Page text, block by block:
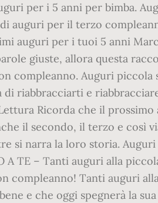
per i 5 anni per bimba.
auguri per il terzo
auguri per i tuoi 5 anni
giuste, allora questa
compleanno. Auguri
di riabbracciarti e
Ricorda che il
il secondo, il terzo e così
si narra la loro storia. Auguri
TE – Tanti auguri alla
compleanno! Tanti auguri
e che oggi spegnerà la